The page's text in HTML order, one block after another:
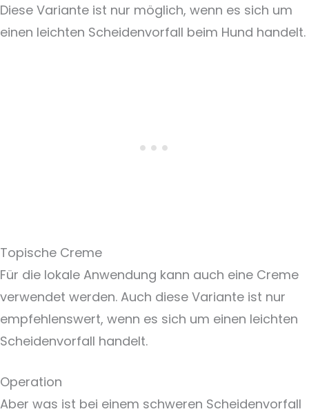
Diese Variante ist nur möglich, wenn es sich um
einen leichten Scheidenvorfall beim Hund handelt.
Topische Creme
Für die lokale Anwendung kann auch eine Creme
verwendet werden. Auch diese Variante ist nur
empfehlenswert, wenn es sich um einen leichten
Scheidenvorfall handelt.
Operation
Aber was ist bei einem schweren Scheidenvorfall